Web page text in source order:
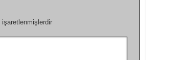
işaretlenmişlerdir